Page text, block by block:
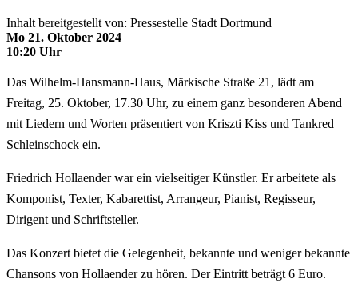
Inhalt bereitgestellt von: Pressestelle Stadt Dortmund
Mo 21. Oktober 2024
10:20 Uhr
Das Wilhelm-Hansmann-Haus, Märkische Straße 21, lädt am
Freitag, 25. Oktober, 17.30 Uhr, zu einem ganz besonderen Abend
mit Liedern und Worten präsentiert von Kriszti Kiss und Tankred
Schleinschock ein.
Friedrich Hollaender war ein vielseitiger Künstler. Er arbeitete als
Komponist, Texter, Kabarettist, Arrangeur, Pianist, Regisseur,
Dirigent und Schriftsteller.
Das Konzert bietet die Gelegenheit, bekannte und weniger bekannte
Chansons von Hollaender zu hören. Der Eintritt beträgt 6 Euro.